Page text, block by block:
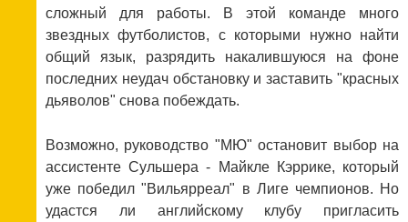
сложный для работы. В этой команде много
звездных футболистов, с которыми нужно найти
общий язык, разрядить накалившуюся на фоне
последних неудач обстановку и заставить "красных
дьяволов" снова побеждать.
Возможно, руководство "МЮ" остановит выбор на
ассистенте Сульшера - Майкле Кэррике, который
уже победил "Вильярреал" в Лиге чемпионов. Но
удастся ли английскому клубу пригласить